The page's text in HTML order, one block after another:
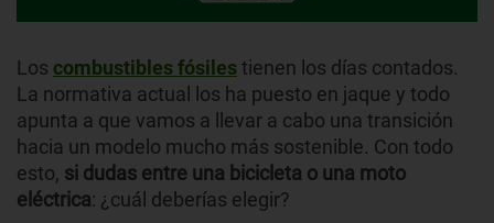
Los combustibles fósilestienen los días contados.
La normativa actual los ha puesto en jaque y todo
apunta a que vamos a llevar a cabo una transición
hacia un modelo mucho más sostenible. Con todo
esto, si dudas entre una bicicleta o una moto
eléctrica: ¿cuál deberías elegir?